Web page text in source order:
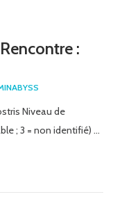
:
Niveau de
; 3 = non identifié) …